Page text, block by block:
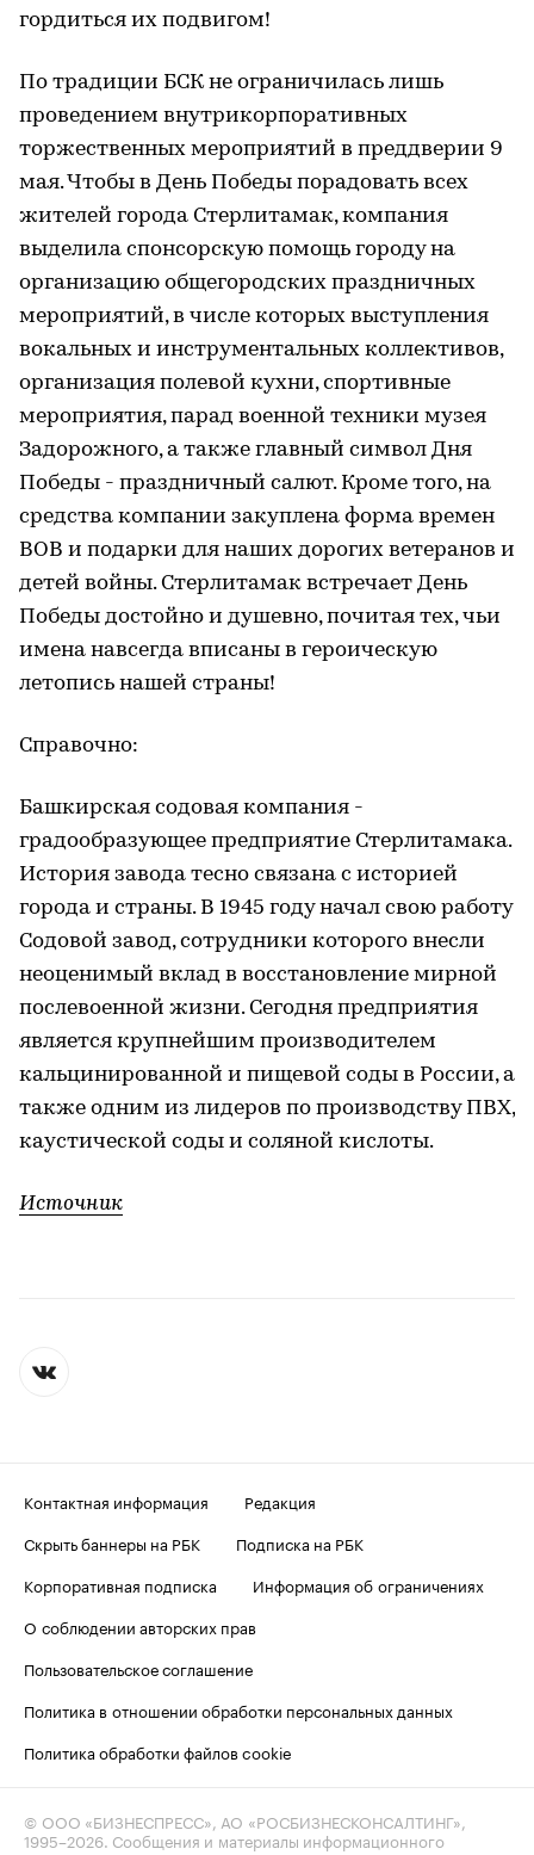
гордиться их подвигом!
По традиции БСК не ограничилась лишь
проведением внутрикорпоративных
торжественных мероприятий в преддверии 9
мая. Чтобы в День Победы порадовать всех
жителей города Стерлитамак, компания
выделила спонсорскую помощь городу на
организацию общегородских праздничных
мероприятий, в числе которых выступления
вокальных и инструментальных коллективов,
организация полевой кухни, спортивные
мероприятия, парад военной техники музея
Задорожного, а также главный символ Дня
Победы - праздничный салют. Кроме того, на
средства компании закуплена форма времен
ВОВ и подарки для наших дорогих ветеранов и
детей войны. Стерлитамак встречает День
Победы достойно и душевно, почитая тех, чьи
имена навсегда вписаны в героическую
летопись нашей страны!
Справочно:
Башкирская содовая компания -
градообразующее предприятие Стерлитамака.
История завода тесно связана с историей
города и страны. В 1945 году начал свою работу
Содовой завод, сотрудники которого внесли
неоценимый вклад в восстановление мирной
послевоенной жизни. Сегодня предприятия
является крупнейшим производителем
кальцинированной и пищевой соды в России, а
также одним из лидеров по производству ПВХ,
каустической соды и соляной кислоты.
Источник
Контактная информация
Редакция
Скрыть баннеры на РБК
Подписка на РБК
Корпоративная подписка
Информация об ограничениях
О соблюдении авторских прав
Пользовательское соглашение
Политика в отношении обработки персональных данных
Политика обработки файлов cookie
© ООО «БИЗНЕСПРЕСС», АО «РОСБИЗНЕСКОНСАЛТИНГ»,
1995–2026 . Сообщения и материалы информационного